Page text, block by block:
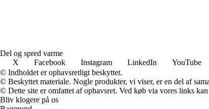
Del og spred varme
X
Facebook Instagram LinkedIn YouTube
© Indholdet er ophavsretligt beskyttet.
© Beskyttet materiale. Nogle produkter, vi viser, er en del af
© Dette site er omfattet af ophavsret. Ved køb via vores links
Bliv klogere på os